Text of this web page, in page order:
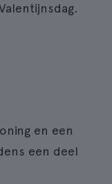
en een
een deel